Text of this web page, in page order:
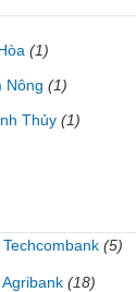
(1)
Nông (1)
Thủy (1)
Techcombank (5)
Agribank (18)